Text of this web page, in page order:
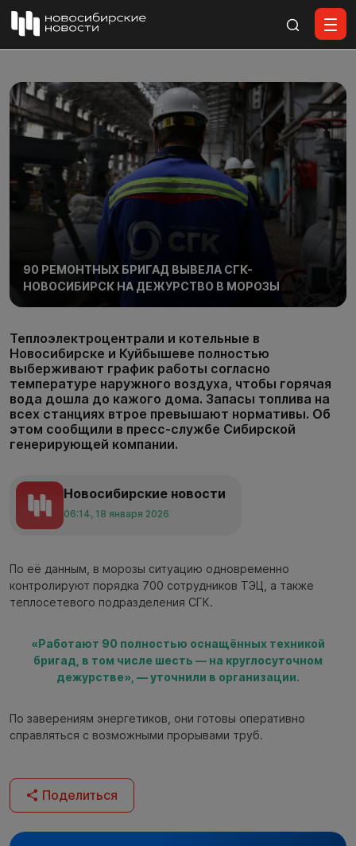
90 РЕМОНТНЫХ БРИГАД ВЫВЕЛА СГК-
НОВОСИБИРСК НА ДЕЖУРСТВО В МОРОЗЫ
Теплоэлектроцентрали и котельные в
Новосибирске и Куйбышеве полностью
выберживают график работы согласно
температуре наружного воздуха, чтобы горячая
вода дошла до кажого дома. Запасы топлива на
всех станциях втрое превышают нормативы. Об
этом сообщили в пресс-службе Сибирской
генерирующей компании.
Новосибирские новости
06:14, 18 января 2026
По её данным, в морозы ситуацию одновременно
контролируют порядка 700 сотрудников ТЭЦ, а также
теплосетевого подразделения СГК.
«Работают 90 полностью оснащённых техникой
бригад, в том числе шесть — на круглосуточном
дежурстве», — уточнили в организации.
По заверениям энергетиков, они готовы оперативно
справляться с возможными прорывами труб.
Поделиться